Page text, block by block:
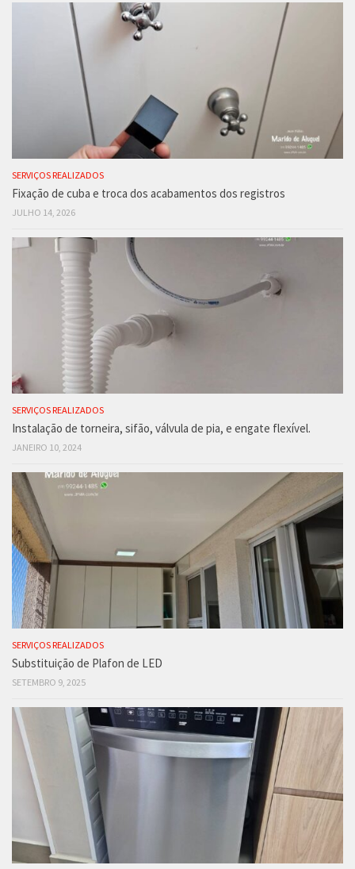
SERVIÇOS REALIZADOS
Fixação de cuba e troca dos acabamentos dos registros
JULHO 14, 2026
SERVIÇOS REALIZADOS
Instalação de torneira, sifão, válvula de pia, e engate flexível.
JANEIRO 10, 2024
SERVIÇOS REALIZADOS
Substituição de Plafon de LED
SETEMBRO 9, 2025